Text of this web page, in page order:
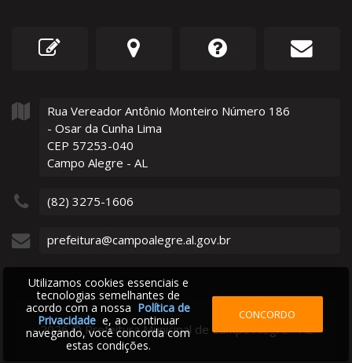
Rua Vereador Antônio Monteiro Número 186
- Osar da Cunha Lima
CEP 57253-040
Campo Alegre - AL
(82) 3275-1606
prefeitura@campoalegre.al.gov.br
2026 ©Prefeitura Municipal de Campo Alegre - AL
Utilizamos cookies essenciais e
tecnologias semelhantes de
acordo com a nossa Política de
Privacidadee, ao continuar
navegando, você concorda com
estas condições.
CONCORDO